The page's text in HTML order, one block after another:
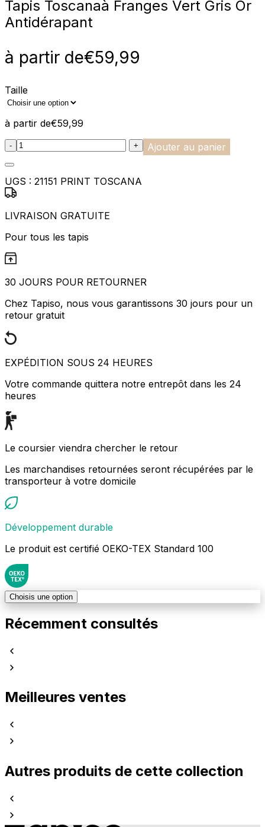
Tapis Toscanaà Franges Vert Gris Or
Antidérapant
à partir de€59,99
Taille
à partir de€59,99
:product_name quantity
- + Ajouter au panier
UGS : 21151 PRINT TOSCANA
LIVRAISON GRATUITE
Pour tous les tapis
30 JOURS POUR RETOURNER
Chez Tapiso, nous vous garantissons 30 jours pour un
retour gratuit
EXPÉDITION SOUS 24 HEURES
Votre commande quittera notre entrepôt dans les 24
heures
Le coursier viendra chercher le retour
Les marchandises retournées seront récupérées par le
transporteur à votre domicile
Développement durable
Le produit est certifié OEKO-TEX Standard 100
Choisis une option
Récemment consultés
Meilleures ventes
Autres produits de cette collection